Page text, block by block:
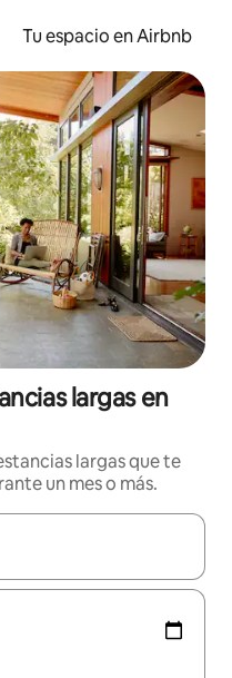
Tu espacio en Airbnb
largas en
largas que te
un mes o más.
podrás navegar